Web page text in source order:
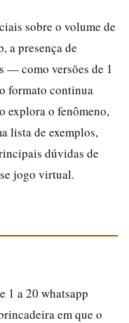
sobre o volume de
a presença de
— como versões de 1
formato continua
explora o fenômeno,
lista de exemplos,
dúvidas de
jogo virtual.
1 a 20 whatsapp
em que o